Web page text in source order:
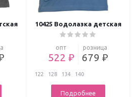
10425 Водолазка детская
опт
522 ₽
розница
679 ₽
122 128 134 140
Подробнее